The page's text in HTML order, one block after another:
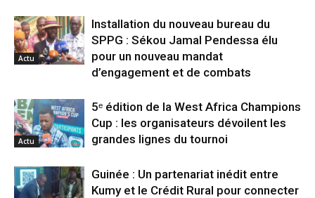
Actu
Installation du nouveau bureau du
SPPG : Sékou Jamal Pendessa élu
pour un nouveau mandat
d’engagement et de combats
Actu
5ᵉ édition de la West Africa Champions
Cup : les organisateurs dévoilent les
grandes lignes du tournoi
Guinée : Un partenariat inédit entre
Kumy et le Crédit Rural pour connecter